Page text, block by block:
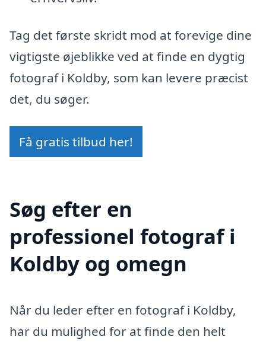
Tag det første skridt mod at forevige dine
vigtigste øjeblikke ved at finde en dygtig
fotograf i Koldby, som kan levere præcist
det, du søger.
Få gratis tilbud her!
Søg efter en
professionel fotograf i
Koldby og omegn
Når du leder efter en fotograf i Koldby,
har du mulighed for at finde den helt